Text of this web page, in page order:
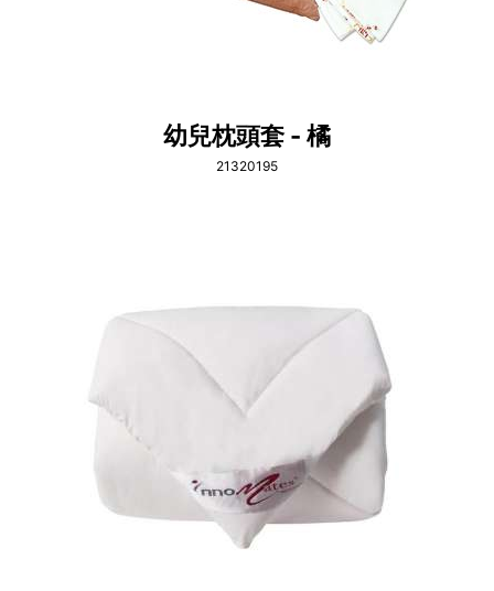
幼兒枕頭套 - 橘
21320195